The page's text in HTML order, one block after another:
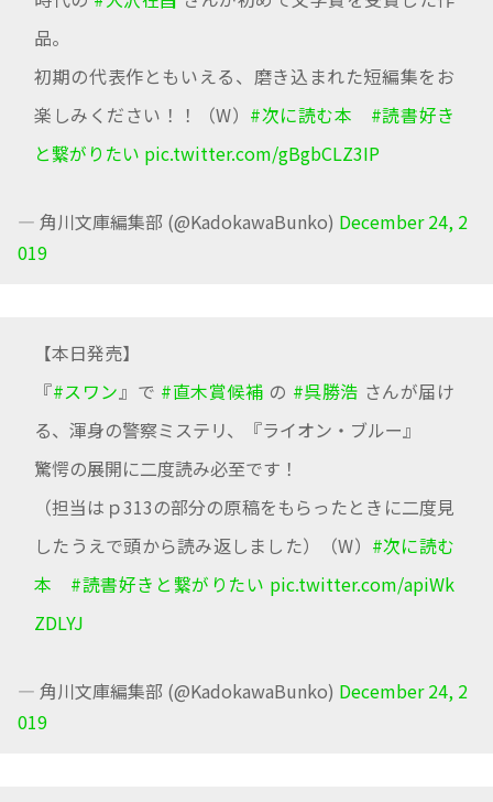
品。
初期の代表作ともいえる、磨き込まれた短編集をお
楽しみください！！（W） #次に読む本
#読書好き
と繋がりたい pic.twitter.com/gBgbCLZ3IP
— 角川文庫編集部 (@KadokawaBunko) December 24, 2
019
【本日発売】
『#スワン 』で #直木賞候補 の #呉勝浩 さんが届け
る、渾身の警察ミステリ、『ライオン・ブルー』
驚愕の展開に二度読み必至です！
（担当はｐ313の部分の原稿をもらったときに二度見
したうえで頭から読み返しました）（W） #次に読む
本
#読書好きと繋がりたい pic.twitter.com/apiWk
ZDLYJ
— 角川文庫編集部 (@KadokawaBunko) December 24, 2
019